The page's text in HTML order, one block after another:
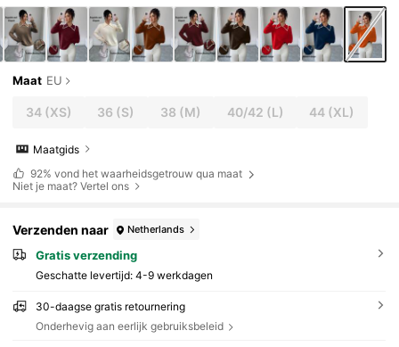
Maat EU
34(XS) 36 (S) 38 (M) 40/42 (L) 44 (XL)
Maatgids
92% vond het waarheidsgetrouw qua maat
Niet je maat? Vertel ons
Verzenden naar Netherlands
Gratis verzending
Geschatte levertijd: 4-9 werkdagen
30-daagse gratis retournering
Onderhevig aan eerlijk gebruiksbeleid